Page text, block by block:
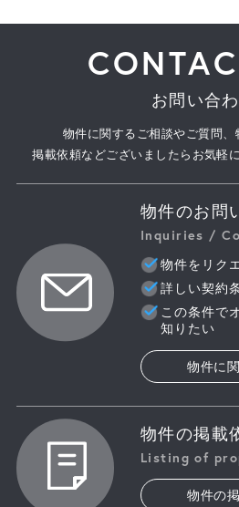
お問い合
物件に関するご相談やご質問、
掲載依頼などございましたらお気軽
物件のお問
Inquiries /
物件をリク
詳しい契約
この条件で
知りたい
物件に
物件の掲載
Listing of
物件の